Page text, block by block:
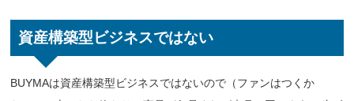
資産構築型ビジネスではない
BUYMAは資産構築型ビジネスではないので（ファンはつくか